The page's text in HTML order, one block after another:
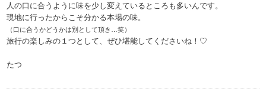
人の口に合うように味を少し変えているところも多いんです。
現地に行ったからこそ分かる本場の味。
（口に合うかどうかは別として頂き…笑）
旅行の楽しみの１つとして、ぜひ堪能してくださいね！♡
たつ